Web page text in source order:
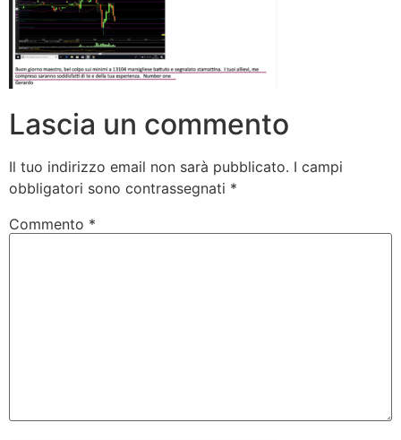
Lascia un commento
Il tuo indirizzo email non sarà pubblicato. I campi
obbligatori sono contrassegnati *
Commento *